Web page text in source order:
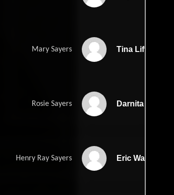
Mary Sayers Tina Lifford
Rosie Sayers Darnita Henry
Henry Ray Sayers Eric Ware